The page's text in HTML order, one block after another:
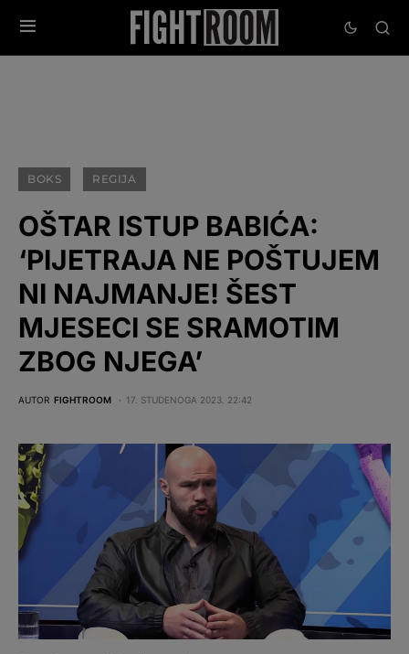
BOKS REGIJA
OŠTAR ISTUP BABIĆA:
‘PIJETRAJA NE POŠTUJEM
NI NAJMANJE! ŠEST
MJESECI SE SRAMOTIM
ZBOG NJEGA’
AUTOR FIGHTROOM 17. STUDENOGA 2023. 22:42